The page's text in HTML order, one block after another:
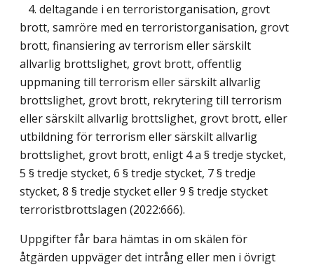
4. deltagande i en terroristorganisation, grovt
brott, samröre med en terroristorganisation, grovt
brott, finansiering av terrorism eller särskilt
allvarlig brottslighet, grovt brott, offentlig
uppmaning till terrorism eller särskilt allvarlig
brottslighet, grovt brott, rekrytering till terrorism
eller särskilt allvarlig brottslighet, grovt brott, eller
utbildning för terrorism eller särskilt allvarlig
brottslighet, grovt brott, enligt 4 a § tredje stycket,
5 § tredje stycket, 6 § tredje stycket, 7 § tredje
stycket, 8 § tredje stycket eller 9 § tredje stycket
terroristbrottslagen (2022:666).
Uppgifter får bara hämtas in om skälen för
åtgärden uppväger det intrång eller men i övrigt